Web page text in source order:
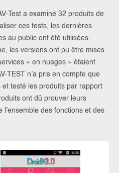
Test a examiné 32 produits de
ces tests, les dernières
au public ont été utilisées.
les versions ont pu être mises
« en nuages » étaient
TEST n’a pris en compte que
testé les produits par rapport
ont dû prouver leurs
l’ensemble des fonctions et des